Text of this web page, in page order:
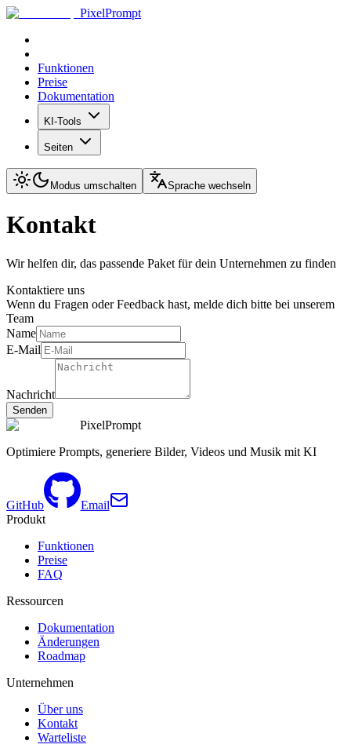
PixelPrompt
Funktionen
Preise
Dokumentation
KI-Tools
Seiten
Modus umschalten Sprache wechseln
Kontakt
Wir helfen dir, das passende Paket für dein Unternehmen zu finden
Kontaktiere uns
Wenn du Fragen oder Feedback hast, melde dich bitte bei unserem
Team
Name
E-Mail
Nachricht
Senden
PixelPrompt
Optimiere Prompts, generiere Bilder, Videos und Musik mit KI
GitHub
Email
Produkt
Funktionen
Preise
FAQ
Ressourcen
Dokumentation
Änderungen
Roadmap
Unternehmen
Über uns
Kontakt
Warteliste